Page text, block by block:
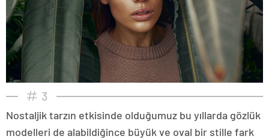
3
Nostaljik tarzın etkisinde olduğumuz bu yıllarda gözlük
modelleri de alabildiğince büyük ve oval bir stille fark